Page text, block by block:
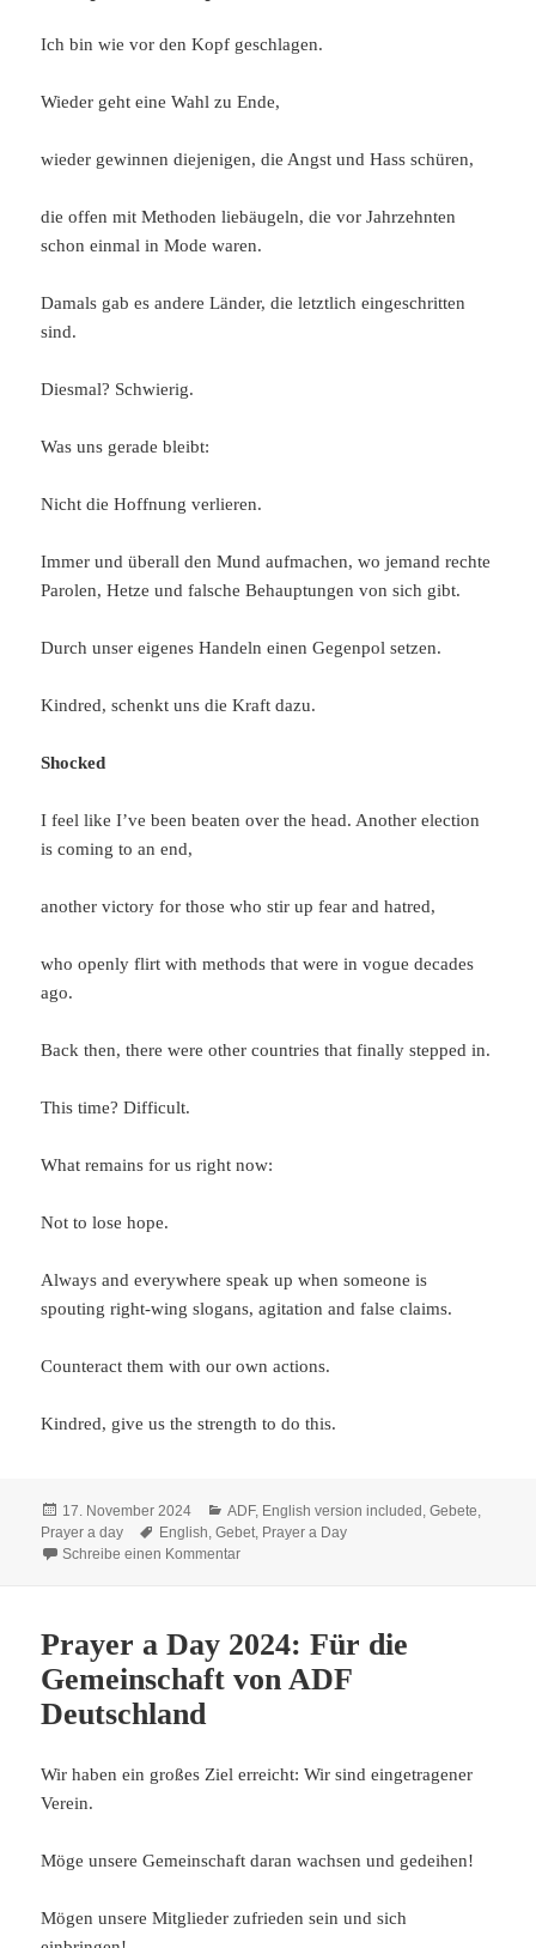
Ich bin wie vor den Kopf geschlagen.
Wieder geht eine Wahl zu Ende,
wieder gewinnen diejenigen, die Angst und Hass schüren,
die offen mit Methoden liebäugeln, die vor Jahrzehnten
schon einmal in Mode waren.
Damals gab es andere Länder, die letztlich eingeschritten
sind.
Diesmal? Schwierig.
Was uns gerade bleibt:
Nicht die Hoffnung verlieren.
Immer und überall den Mund aufmachen, wo jemand rechte
Parolen, Hetze und falsche Behauptungen von sich gibt.
Durch unser eigenes Handeln einen Gegenpol setzen.
Kindred, schenkt uns die Kraft dazu.
Shocked
I feel like I’ve been beaten over the head. Another election
is coming to an end,
another victory for those who stir up fear and hatred,
who openly flirt with methods that were in vogue decades
ago.
Back then, there were other countries that finally stepped in.
This time? Difficult.
What remains for us right now:
Not to lose hope.
Always and everywhere speak up when someone is
spouting right-wing slogans, agitation and false claims.
Counteract them with our own actions.
Kindred, give us the strength to do this.
Veröffentlicht
am
17. November 2024 Kategorien
ADF, English version included ,Gebete
Prayer a day
Schlagwörter
English ,Gebet Prayer a Day
Schreibe einen Kommentarzu Prayer a Day 2024: Geschockt
Prayer a Day 2024: Für die
Gemeinschaft von ADF
Deutschland
Wir haben ein großes Ziel erreicht: Wir sind eingetragener
Verein.
Möge unsere Gemeinschaft daran wachsen und gedeihen!
Mögen unsere Mitglieder zufrieden sein und sich